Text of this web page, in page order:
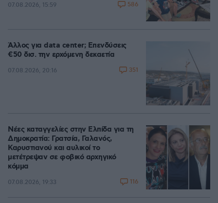
07.08.2026, 15:59 586
Άλλος για data center; Επενδύσεις
€50 δισ. την ερχόμενη δεκαετία
07.08.2026, 20:16 351
Νέες καταγγελίες στην Ελπίδα για τη
Δημοκρατία: Γρατσία, Γαλανός,
Καρυστιανού και αυλικοί το
μετέτρεψαν σε φοβικό αρχηγικό
κόμμα
07.08.2026, 19:33 116